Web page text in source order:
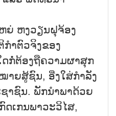
ຍ່ ຫງວຽນຝຸຈ້ອງ
ຳຕົວຈິງຂອງ
ກໍ່ຕ້ອງຖືຄວາມຜາສຸກ
າຍສູ້ຊົນ, ອີ່ງໃສ່ກຳລັງ
າຊົນ. ພັກນຳພາດ້ວຍ
ດເກນພາວະວິໄສ,